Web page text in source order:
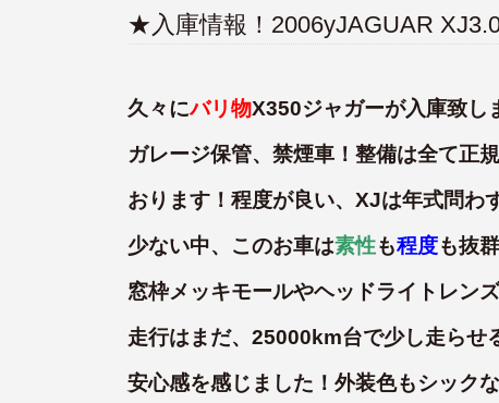
★入庫情報！2006yJAGUAR
久々にバリ物X350ジャガーが入庫致し
ガレージ保管、禁煙車！整備は全て正
おります！程度が良い、XJは年式問わ
少ない中、このお車は素性も程度も抜
窓枠メッキモールやヘッドライトレン
走行はまだ、25000km台で少し走らせ
安心感を感じました！外装色もシック